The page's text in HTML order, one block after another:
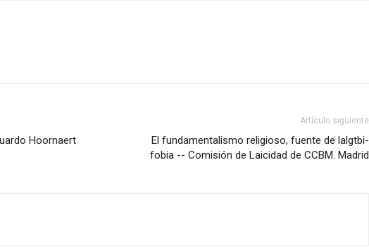
Hoornaert
Artículo siguiente
El fundamentalismo religioso, fuente de lalgtbi-
fobia -- Comisión de Laicidad de CCBM. Madrid